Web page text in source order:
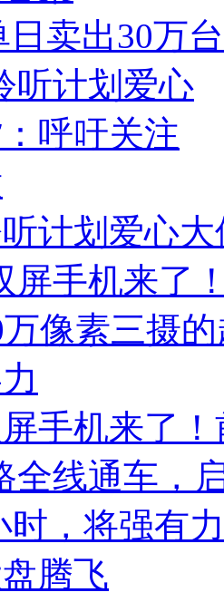
卖出30万
计划爱心
手机来了